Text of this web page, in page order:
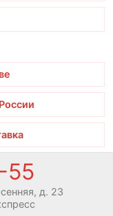
55
д. 23